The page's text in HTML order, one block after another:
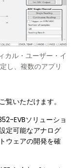
カル・ユーザー・イ
し、複数のアプリ
覧いただけます。
EVBソリューショ
定可能なアナログ
ウェアの開発を確